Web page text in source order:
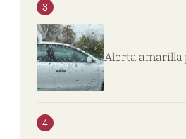
3
Alerta amarilla
4